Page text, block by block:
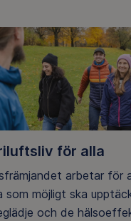
för alla
arbetar för
som möjligt ska
och de